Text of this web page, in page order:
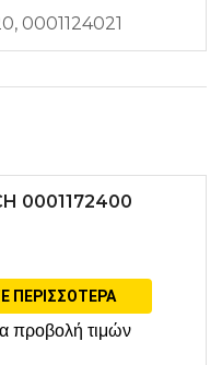
0001124021
0001172400
ΠΕΡΙΣΣΌΤΕΡΑ
προβολή τιμών